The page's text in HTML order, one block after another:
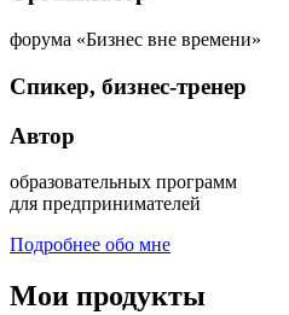
форума «Бизнес вне времени»
Спикер, бизнес-тренер
Автор
образовательных программ
для предпринимателей
Подробнее обо мне
Мои продукты